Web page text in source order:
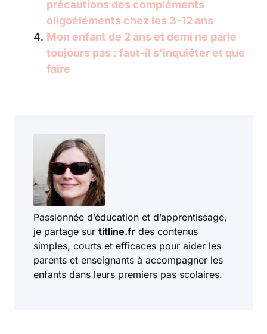
précautions des compléments
oligoéléments chez les 3-12 ans
Mon enfant de 2 ans et demi ne parle
toujours pas : faut-il s’inquiéter et que
faire
Passionnée d’éducation et d’apprentissage,
je partage sur titline.fr des contenus
simples, courts et efficaces pour aider les
parents et enseignants à accompagner les
enfants dans leurs premiers pas scolaires.